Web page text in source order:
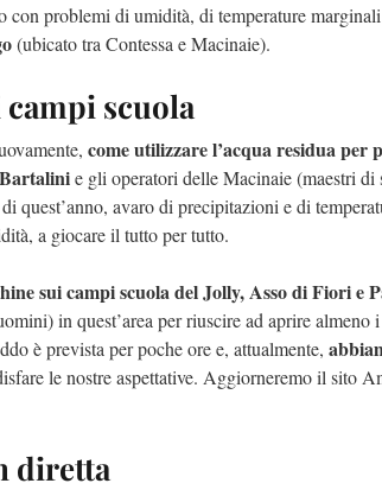
con problemi di umidità, di temperature
(ubicato tra Contessa e Macinaie).
campi scuola
come utilizzare l’acqua residua per
e gli operatori delle Macinaie (maestri
quest’anno, avaro di precipitazioni e di
a giocare il tutto per tutto.
sui campi scuola del Jolly, Asso di Fiori e
in quest’area per riuscire ad aprire
è prevista per poche ore e, attualmente,
le nostre aspettative. Aggiorneremo il sito
diretta